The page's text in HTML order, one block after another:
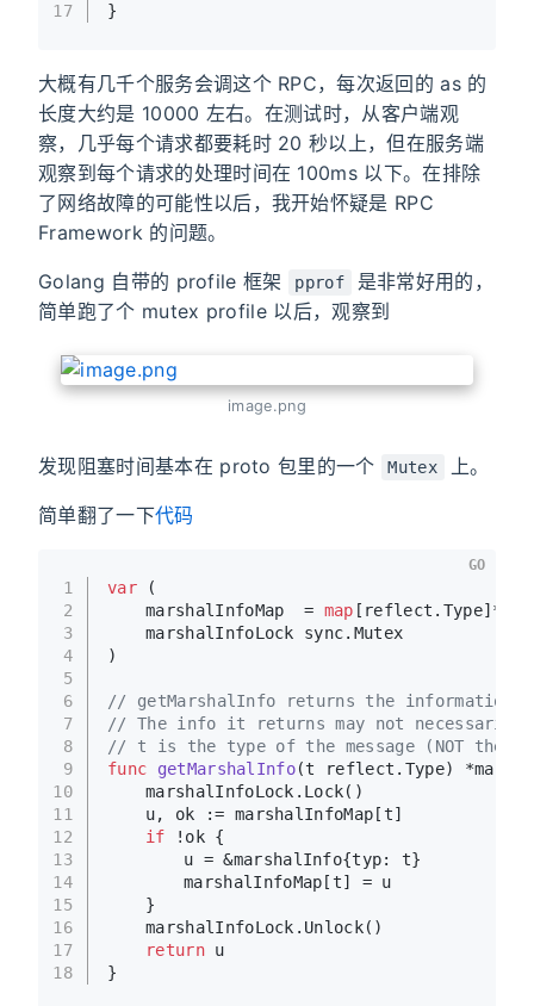
17
}
大概有几千个服务会调这个 RPC，每次返回的 as 的
长度大约是 10000 左右。在测试时，从客户端观
察，几乎每个请求都要耗时 20 秒以上，但在服务端
观察到每个请求的处理时间在 100ms 以下。在排除
了网络故障的可能性以后，我开始怀疑是 RPC
Framework 的问题。
Golang 自带的 profile 框架 pprof
是非常好用的，
简单跑了个 mutex profile 以后，观察到
image.png
发现阻塞时间基本在 proto 包里的一个 Mutex 上。
简单翻了一下代码
1
2
3
4
5
6
7
8
9
10
11
12
13
14
15
16
17
18
var (
	marshalInfoMap  =
map
	marshalInfoLock sync.Mutex
)
// getMarshalInfo returns the information
// The info it returns may not
// t is the type of the message (NOT the
func
getMarshalInfo(t reflect.Type)
	marshalInfoLock.Lock()
	u, ok := marshalInfoMap[t]
if !ok {
		u = &marshalInfo{typ: t}
		marshalInfoMap[t] = u
	}
	marshalInfoLock.Unlock()
return u
}
GO